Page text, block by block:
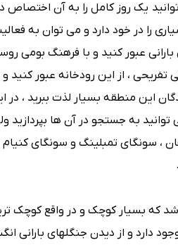
یک روز کامل را به آن اختصاص
را در خود دارد و می توان به
عبور کنید و با فرهنگ بومی
تفریحی ، از این رودخانه عبور
این منطقه بسیار لذت ببرید ، در
به جستجو در آن ها بپردازید ولی
، سونگای تمبلینگ و سونگای کنیام
که بسیار کوچک و در واقع کوچک
دارد و از دیدن جنگلهای بارانی